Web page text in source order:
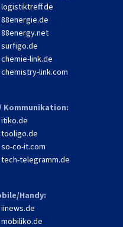
logistiktreff.de
88energie.de
88energy.net
surfigo.de
chemie-link.de
chemistry-link.com
Kommunikation:
itiko.de
tooligo.de
so-co-it.com
tech-telegramm.de
Handy:
iinews.de
mobiliko.de